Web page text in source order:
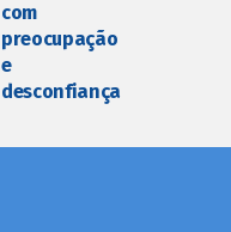
com
preocupação
e
desconfiança